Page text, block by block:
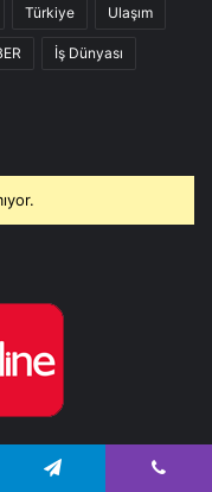
Türkiye Ulaşım
İş Dünyası
Haber